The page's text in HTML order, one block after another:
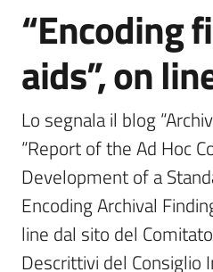
Polo
archivistico
Archivio
storico
Conservazione
Argomenti
Salta al contenuto
“Encoding
aids”, on
Lo segnala il blog
“Report of the Ad Hoc
Development of a
Encoding Archival
line dal sito del
Descrittivi del Consiglio